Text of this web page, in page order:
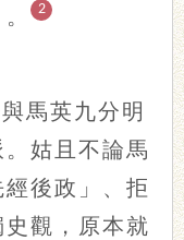
2
馬英九分明
姑且不論馬
後政」、拒
觀，原本就